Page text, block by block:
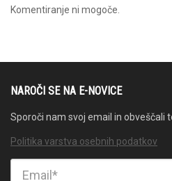
Komentiranje ni mogoče.
NAROČI SE NA E-NOVICE
Sporoči nam svoj email in obveščali
Politika varstva osebnih podatkov